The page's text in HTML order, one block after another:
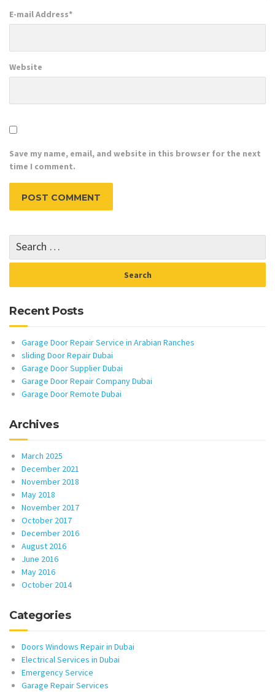
E-mail Address*
Website
Save my name, email, and website in this browser for the next
time I comment.
Recent Posts
Garage Door Repair Service in Arabian Ranches
sliding Door Repair Dubai
Garage Door Supplier Dubai
Garage Door Repair Company Dubai
Garage Door Remote Dubai
Archives
March 2025
December 2021
November 2018
May 2018
November 2017
October 2017
December 2016
August 2016
June 2016
May 2016
October 2014
Categories
Doors Windows Repair in Dubai
Electrical Services in Dubai
Emergency Service
Garage Repair Services